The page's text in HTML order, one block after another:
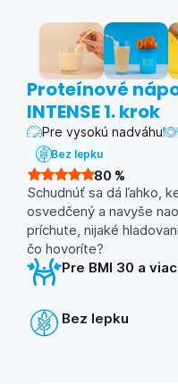
Proteínové
INTENSE 1. krok
Pre vysokú nadváhu
Bez lepku
80 %
Schudnúť sa dá ľahko,
osvedčený a navyše
príchute, nijaké
čo hovoríte?
Pre BMI 30 a viac
Bez lepku